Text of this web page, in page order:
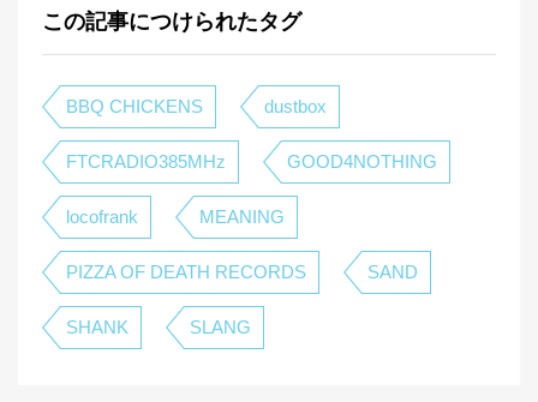
この記事につけられたタグ
BBQ CHICKENS dustbox
FTCRADIO385MHz GOOD4NOTHING
locofrank MEANING
PIZZA OF DEATH RECORDS SAND
SHANK SLANG